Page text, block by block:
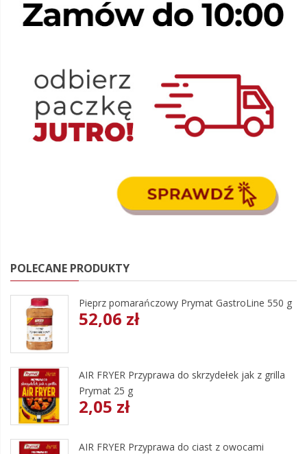
POLECANE PRODUKTY
Pieprz pomarańczowy Prymat GastroLine 550 g
52,06 zł
AIR FRYER Przyprawa do skrzydełek jak z grilla
Prymat 25 g
2,05 zł
AIR FRYER Przyprawa do ciast z owocami